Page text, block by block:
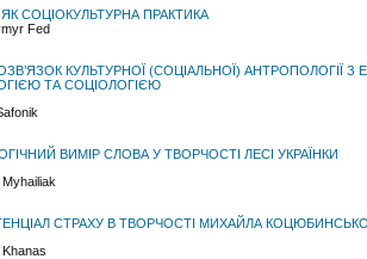
ЯК СОЦІОКУЛЬТУРНА ПРАКТИКА
Fed
КУЛЬТУРНОЇ (СОЦІАЛЬНОЇ) АНТРОПОЛОГІЇ З
ТА СОЦІОЛОГІЄЮ
ВИМІР СЛОВА У ТВОРЧОСТІ ЛЕСІ УКРАЇНКИ
Мyhailiak
СТРАХУ В ТВОРЧОСТІ МИХАЙЛА